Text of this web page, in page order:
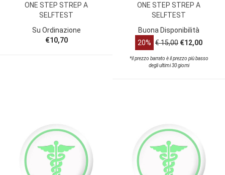
ONE STEP STREP A
SELFTEST
Su Ordinazione
€10,70
ONE STEP STREP A
SELFTEST
Buona Disponibilità
20% € 15,00 €12,00
*il prezzo barrato è il prezzo più basso
degli ultimi 30 giorni